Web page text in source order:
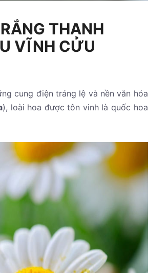
THANH
VĨNH CỬU
cung điện tráng lệ và nền văn hóa
), loài hoa được tôn vinh là quốc hoa